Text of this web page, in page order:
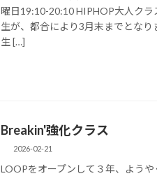
曜日19:10-20:10 HIPHOP大人ク
生が、都合により3月末までとなり
生 […]
Breakin'強化クラス
2026-02-21
LOOPをオープンして３年、よう